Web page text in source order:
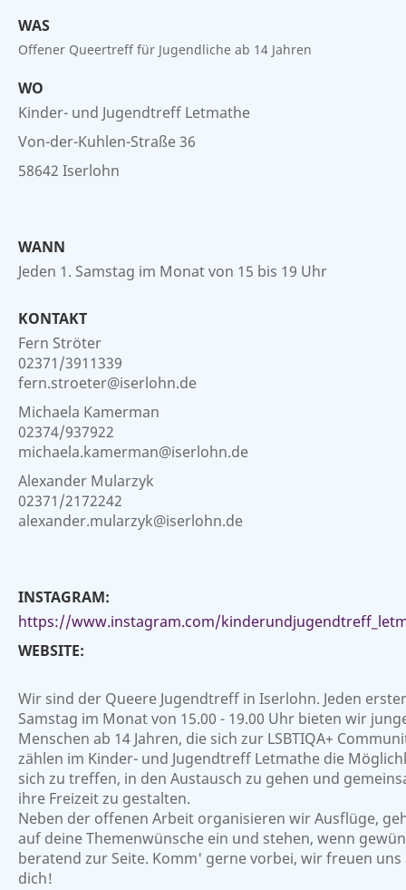
WAS
Offener Queertreff für Jugendliche ab 14 Jahren
WO
Kinder- und Jugendtreff Letmathe
Von-der-Kuhlen-Straße 36
58642 Iserlohn
WANN
Jeden 1. Samstag im Monat von 15 bis 19 Uhr
KONTAKT
Fern Ströter
02371/3911339
fern.stroeter@iserlohn.de
Michaela Kamerman
02374/937922
michaela.kamerman@iserlohn.de
Alexander Mularzyk
02371/2172242
alexander.mularzyk@iserlohn.de
INSTAGRAM:
https://www.instagram.com/
WEBSITE:
Wir sind der Queere Jugendtreff in Iserlohn. Jeden
Samstag im Monat von 15.00 - 19.00 Uhr bieten wir
Menschen ab 14 Jahren, die sich zur LSBTIQA+
zählen im Kinder- und Jugendtreff Letmathe die
sich zu treffen, in den Austausch zu gehen und
ihre Freizeit zu gestalten.
Neben der offenen Arbeit organisieren wir Ausflüge,
auf deine Themenwünsche ein und stehen, wenn
beratend zur Seite. Komm' gerne vorbei, wir freuen uns
dich!